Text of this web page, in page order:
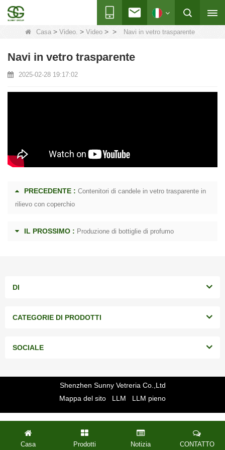
Casa > Video. > Video > > Navi in ​​vetro trasparente
Navi in ​​vetro trasparente
2025-02-28 19:17:02
PRECEDENTE : Contenitori di candele in vetro trasparente in
rilievo con coperchio
IL PROSSIMO : Produzione di bottiglie di profumo
DI
CATEGORIE DI PRODOTTI
SOCIALE
Shenzhen Sunny Vetreria Co.,Ltd
Mappa del sito
LLM LLM pieno
Casa Prodotti Notizia CONTATTO